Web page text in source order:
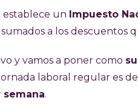
establece un Impuesto
a los descuentos
y vamos a poner como
laboral regular es de
semana.